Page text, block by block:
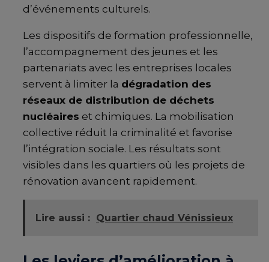
d’événements culturels.
Les dispositifs de formation professionnelle,
l’accompagnement des jeunes et les
partenariats avec les entreprises locales
servent à limiter la dégradation des
réseaux de distribution de déchets
nucléaires et chimiques. La mobilisation
collective réduit la criminalité et favorise
l’intégration sociale. Les résultats sont
visibles dans les quartiers où les projets de
rénovation avancent rapidement.
Lire aussi : Quartier chaud Vénissieux